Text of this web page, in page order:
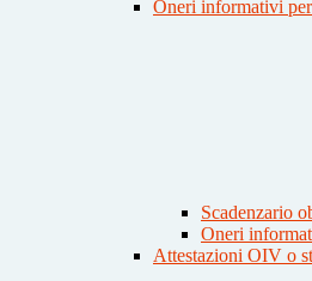
Oneri informativi
Scadenzario
Oneri
Attestazioni OIV o